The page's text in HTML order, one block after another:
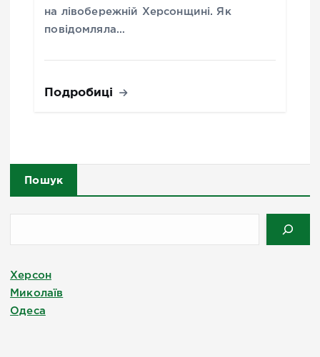
на лівобережній Херсонщині. Як
повідомляла…
Подробиці
Пошук
Херсон
Миколаїв
Одеса